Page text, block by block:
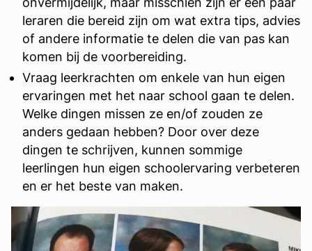
leraren die bereid zijn om wat extra tips, advies
of andere informatie te delen die van pas kan
komen bij de voorbereiding.
Vraag leerkrachten om enkele van hun eigen
ervaringen met het naar school gaan te delen.
Welke dingen missen ze en/of zouden ze
anders gedaan hebben? Door over deze
dingen te schrijven, kunnen sommige
leerlingen hun eigen schoolervaring verbeteren
en er het beste van maken.